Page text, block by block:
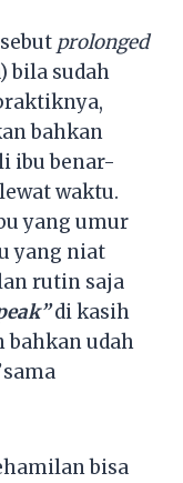
prolonged
bila sudah
bahkan
ibu benar-
waktu.
yang umur
yang niat
rutin saja
di kasih
bahkan udah
sama
bisa